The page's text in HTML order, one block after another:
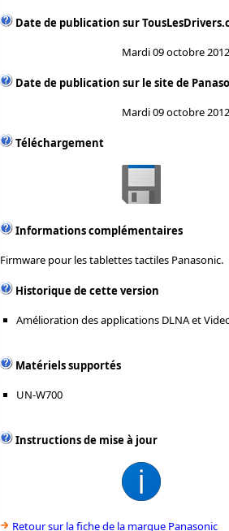
Date de publication sur
Mardi 09 octobre 2012
Date de publication sur le site de
Mardi 09 octobre 2012
Téléchargement
Informations complémentaires
Firmware pour les tablettes tactiles Panasonic.
Historique de cette version
Amélioration des applications DLNA et
Matériels supportés
UN-W700
Instructions de mise à jour
Retour sur la fiche de la marque Panasonic